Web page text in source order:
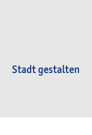
Stadt gestalten